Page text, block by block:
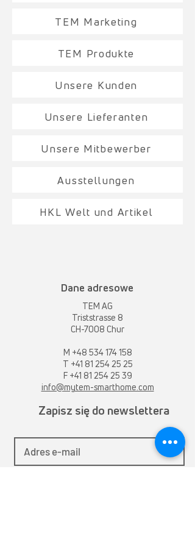
TEM Marketing
TEM Produkte
Unsere Kunden
Unsere Lieferanten
Unsere Mitbewerber
Ausstellungen
HKL Welt und Artikel
Dane adresowe
TEM AG
Triststrasse 8
CH-7008 Chur
M +48 534 174 158
T +41 81 254 25 25
F +41 81 254 25 39
info@mytem-smarthome.com
Zapisz się do newslettera